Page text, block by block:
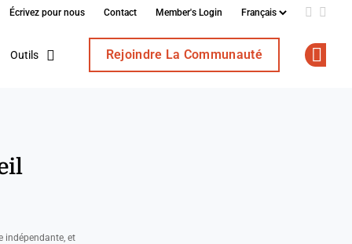
Écrivez pour nous Contact Member's Login Add us
Outils Rejoindre La Communauté
indépendante, et